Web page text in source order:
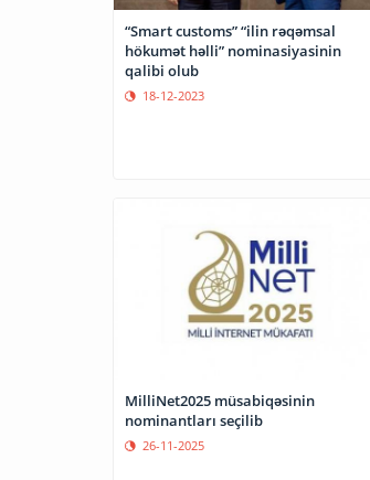
“Smart customs” “ilin rəqəmsal
hökumət həlli” nominasiyasinin
qalibi olub
18-12-2023
MilliNet2025 müsabiqəsinin
nominantları seçilib
26-11-2025